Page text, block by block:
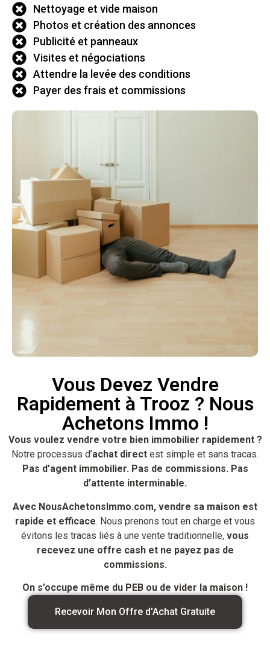
Nettoyage et vide maison
Photos et création des annonces
Publicité et panneaux
Visites et négociations
Attendre la levée des conditions
Payer des frais et commissions
Vous Devez Vendre
Rapidement à Trooz ? Nous
Achetons Immo !
Vous voulez vendre votre bien immobilier rapidement ?
Notre processus d’achat direct est simple et sans tracas.
Pas d’agent immobilier. Pas de commissions. Pas
d’attente interminable.
Avec NousAchetonsImmo.com, vendre sa maison est
rapide et efficace. Nous prenons tout en charge et vous
évitons les tracas liés à une vente traditionnelle, vous
recevez une offre cash et ne payez pas de
commissions.
On s’occupe même du PEB ou de vider la maison !
Recevoir Mon Offre d'Achat Gratuite